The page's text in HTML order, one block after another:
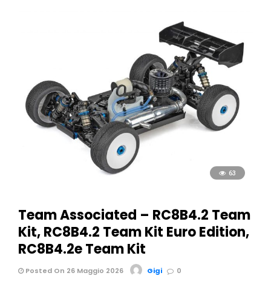
63
Team Associated – RC8B4.2 Team
Kit, RC8B4.2 Team Kit Euro Edition,
RC8B4.2e Team Kit
Posted On 26 Maggio 2026 Gigi 0